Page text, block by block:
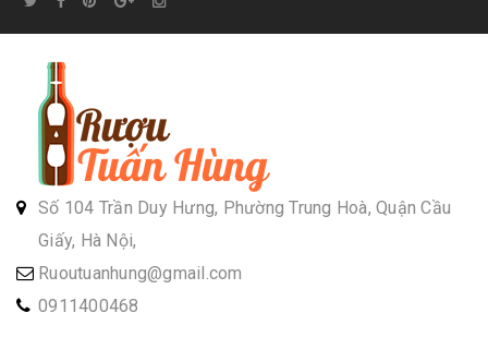
Số 104 Trần Duy Hưng, Phường Trung Hoà, Quận Cầu
Giấy, Hà Nội,
Ruoutuanhung@gmail.com
0911400468